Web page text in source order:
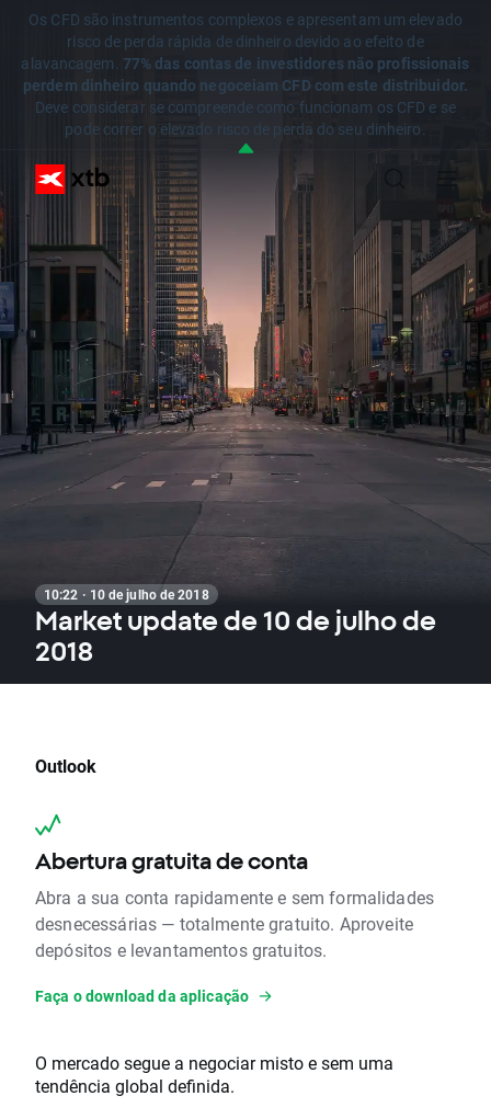
Os CFD são instrumentos complexos e apresentam um elevado
risco de perda rápida de dinheiro devido ao efeito de
alavancagem. 77% das contas de investidores não profissionais
perdem dinheiro quando negoceiam CFD com este distribuidor.
Deve considerar se compreende como funcionam os CFD e se
pode correr o elevado risco de perda do seu dinheiro.
10:22 · 10 de julho de 2018
Market update de 10 de julho de
2018
Outlook
Abertura gratuita de conta
Abra a sua conta rapidamente e sem formalidades
desnecessárias — totalmente gratuito. Aproveite
depósitos e levantamentos gratuitos.
Faça o download da aplicação
O mercado segue a negociar misto e sem uma
tendência global definida.